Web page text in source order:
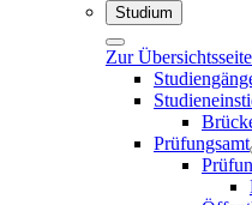
Studium
Zur Übersichtsseite
Prüfungsamt